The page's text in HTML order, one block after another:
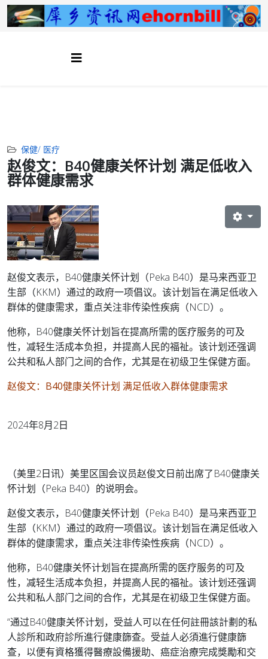
保健/ 医疗
赵俊文：B40健康关怀计划 满足低收入
群体健康需求
赵俊文表示，B40健康关怀计划（Peka B40）是马来西亚卫
生部（KKM）通过的政府一项倡议。该计划旨在满足低收入
群体的健康需求，重点关注非传染性疾病（NCD）。
他称，B40健康关怀计划旨在提高所需的医疗服务的可及
性，减轻生活成本负担，并提高人民的福祉。该计划还强调
公共和私人部门之间的合作，尤其是在初级卫生保健方面。
赵俊文：B40健康关怀计划 满足低收入群体健康需求
2024年8月2日
（美里2日讯）美里区国会议员赵俊文日前出席了B40健康关
怀计划（Peka B40）的说明会。
赵俊文表示，B40健康关怀计划（Peka B40）是马来西亚卫
生部（KKM）通过的政府一项倡议。该计划旨在满足低收入
群体的健康需求，重点关注非传染性疾病（NCD）。
他称，B40健康关怀计划旨在提高所需的医疗服务的可及
性，减轻生活成本负担，并提高人民的福祉。该计划还强调
公共和私人部门之间的合作，尤其是在初级卫生保健方面。
“通过B40健康关怀计划，受益人可以在任何註冊該計劃的私
人診所和政府診所進行健康篩查。受益人必須進行健康篩
查，以便有資格獲得醫療設備援助、癌症治療完成獎勵和交